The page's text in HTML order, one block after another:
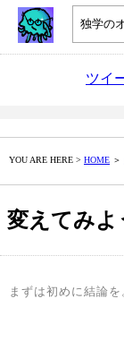
ツイ
YOU ARE HERE > HOME ＞
変えてみよ
まずは初めに結論を